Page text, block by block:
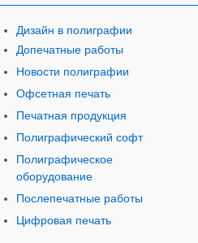
Дизайн в полиграфии
Допечатные работы
Новости полиграфии
Офсетная печать
Печатная продукция
Полиграфический софт
Полиграфическое
оборудование
Послепечатные работы
Цифровая печать